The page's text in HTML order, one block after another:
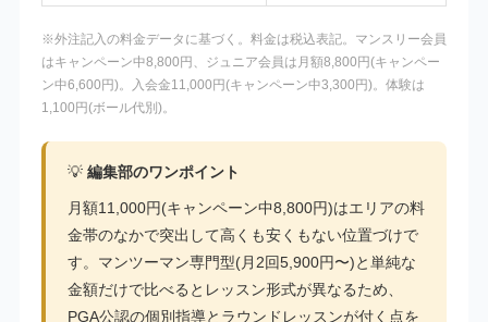
※外注記入の料金データに基づく。料金は税込表記。マンスリー会員
はキャンペーン中8,800円、ジュニア会員は月額8,800円(キャンペー
ン中6,600円)。入会金11,000円(キャンペーン中3,300円)。体験は
1,100円(ボール代別)。
💡 編集部のワンポイント
月額11,000円(キャンペーン中8,800円)はエリアの料
金帯のなかで突出して高くも安くもない位置づけで
す。マンツーマン専門型(月2回5,900円〜)と単純な
金額だけで比べるとレッスン形式が異なるため、
PGA公認の個別指導とラウンドレッスンが付く点を